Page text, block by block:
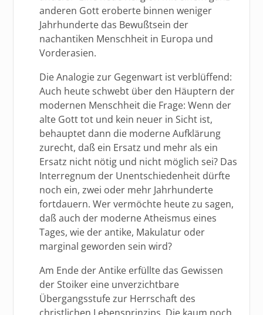
anderen Gott eroberte binnen weniger
Jahrhunderte das Bewußtsein der
nachantiken Menschheit in Europa und
Vorderasien.
Die Analogie zur Gegenwart ist verblüffend:
Auch heute schwebt über den Häuptern der
modernen Menschheit die Frage: Wenn der
alte Gott tot und kein neuer in Sicht ist,
behauptet dann die moderne Aufklärung
zurecht, daß ein Ersatz und mehr als ein
Ersatz nicht nötig und nicht möglich sei? Das
Interregnum der Unentschiedenheit dürfte
noch ein, zwei oder mehr Jahrhunderte
fortdauern. Wer vermöchte heute zu sagen,
daß auch der moderne Atheismus eines
Tages, wie der antike, Makulatur oder
marginal geworden sein wird?
Am Ende der Antike erfüllte das Gewissen
der Stoiker eine unverzichtbare
Übergangsstufe zur Herrschaft des
christlichen Lebensprinzips. Die kaum noch